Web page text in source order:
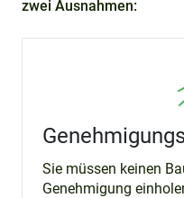
zwei Ausnahmen:
Sie müssen keinen
Genehmigung